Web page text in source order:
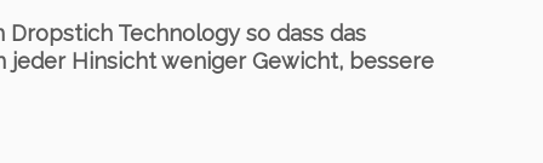
Technology so dass das
Hinsicht weniger Gewicht, bessere